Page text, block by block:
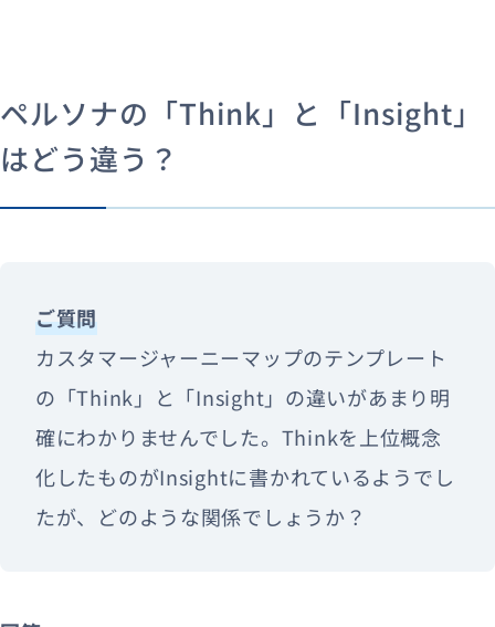
ペルソナの「Think」と「Insight」
はどう違う？
ご質問
カスタマージャーニーマップのテンプレート
の「Think」と「Insight」の違いがあまり明
確にわかりませんでした。Thinkを上位概念
化したものがInsightに書かれているようでし
たが、どのような関係でしょうか？